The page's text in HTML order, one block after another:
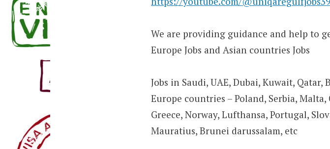
We are providing guidance and help to
Europe Jobs and Asian countries Jobs
Jobs in Saudi, UAE, Dubai, Kuwait,
Europe countries – Poland, Serbia,
Greece, Norway, Lufthansa, Portugal,
Mauratius, Brunei darussalam, etc